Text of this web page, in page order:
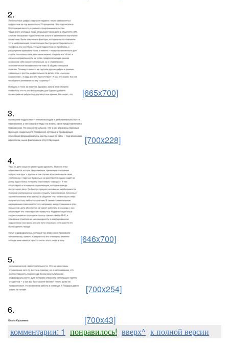
2.
[665x700]
3.
[700x228]
4.
[646x700]
5.
[700x254]
6.
[700x43]
комментарии: 1 понравилось! вверх^ к полной версии